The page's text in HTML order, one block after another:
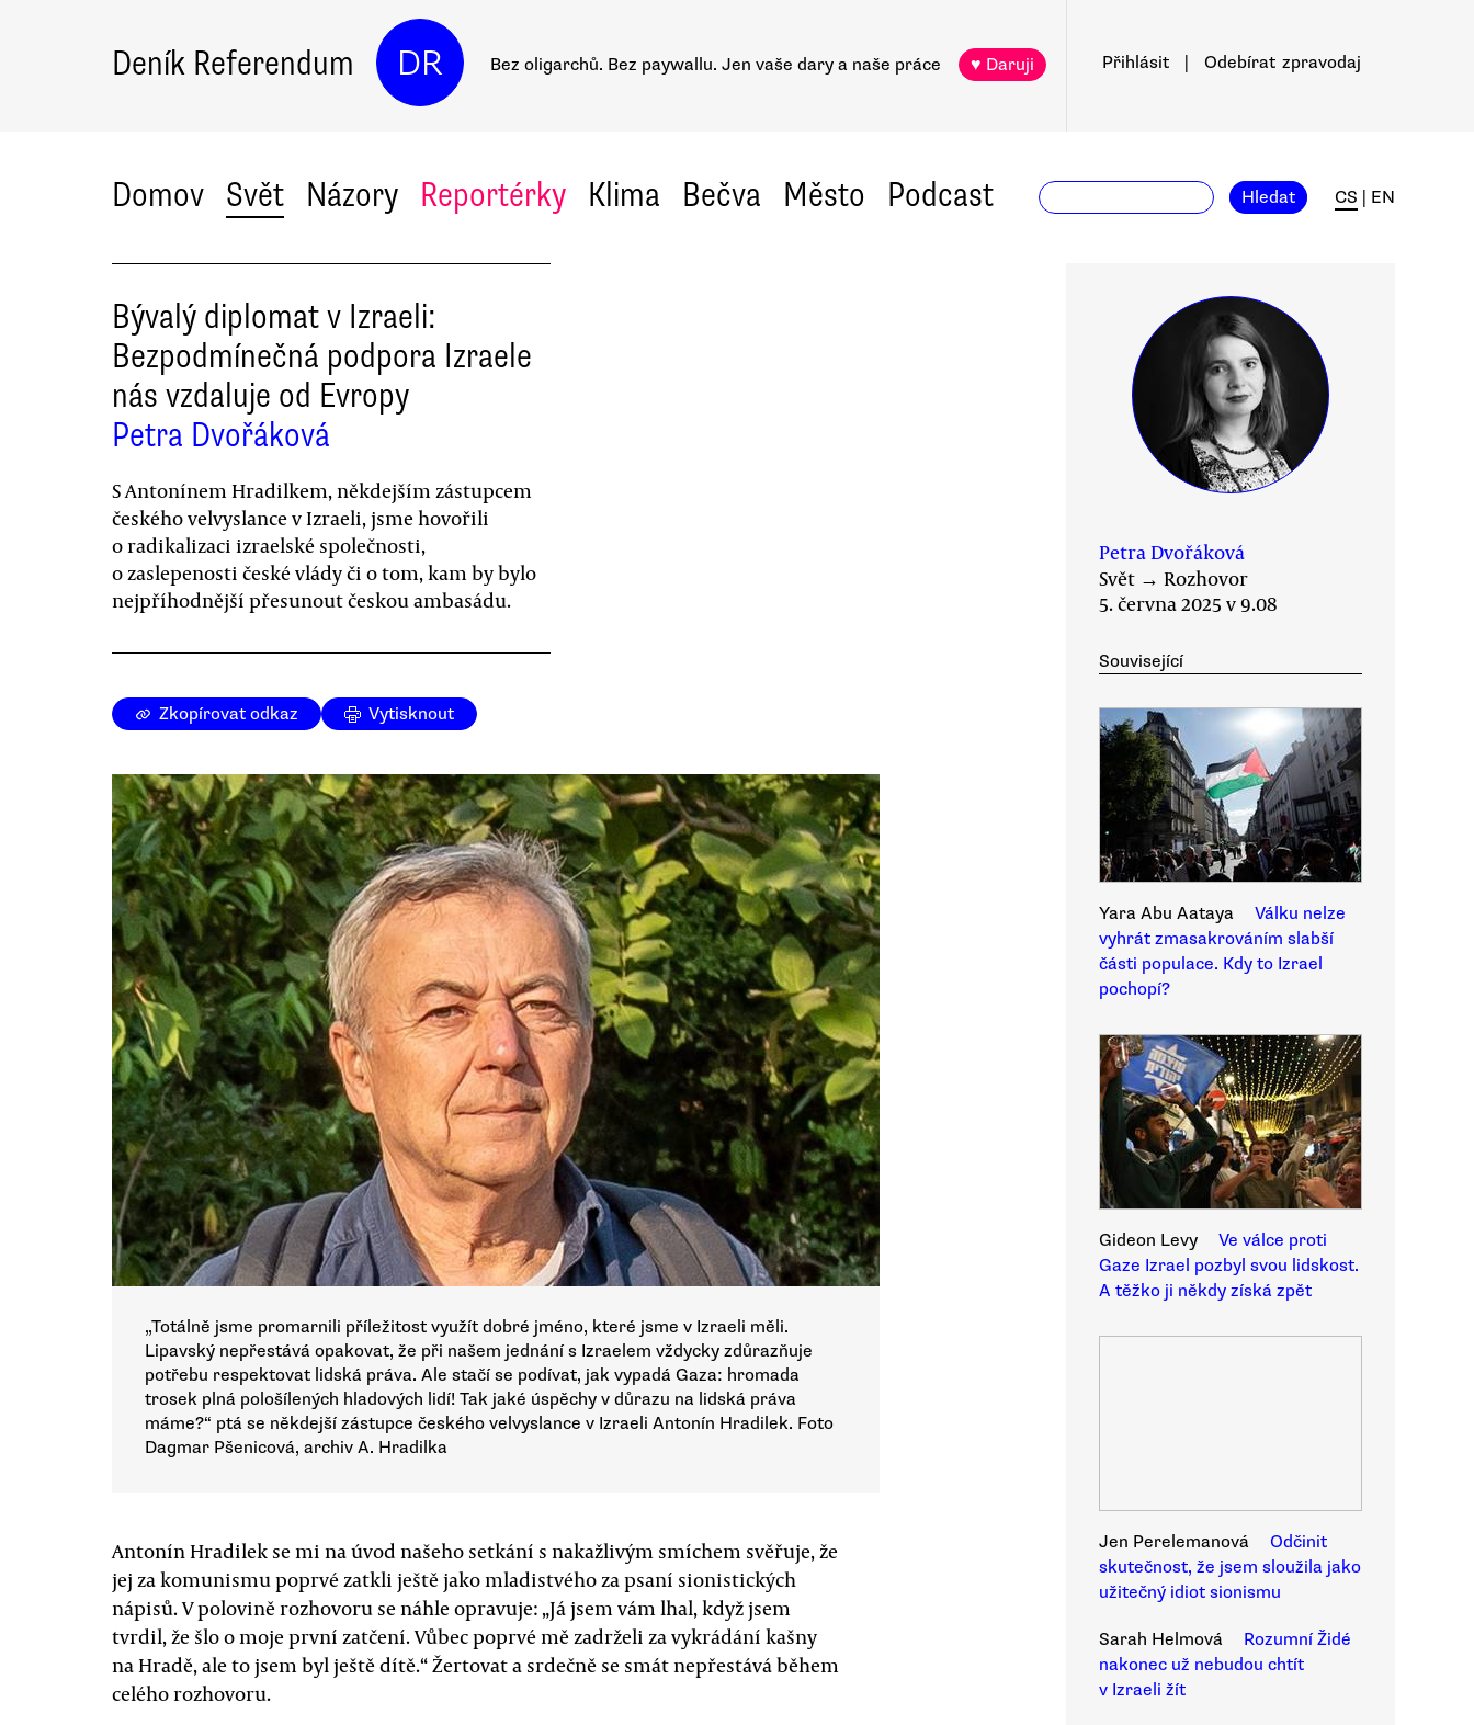
Deník Referendum DR Bez oligarchů. Bez paywallu. Jen vaše dary a naše práce ♥ Daruji Přihlásit Odebírat zpravodaj
Domov Svět Názory Reportérky Klima Bečva Město Podcast Hledat CS EN
Bývalý diplomat v Izraeli:
Bezpodmínečná podpora Izraele
nás vzdaluje od Evropy
Petra Dvořáková
S Antonínem Hradilkem, někdejším zástupcem
českého velvyslance v Izraeli, jsme hovořili
o radikalizaci izraelské společnosti,
o zaslepenosti české vlády či o tom, kam by bylo
nejpříhodnější přesunout českou ambasádu.
Zkopírovat odkaz Vytisknout
„Totálně jsme promarnili příležitost využít dobré jméno, které jsme v Izraeli měli.
Lipavský nepřestává opakovat, že při našem jednání s Izraelem vždycky zdůrazňuje
potřebu respektovat lidská práva. Ale stačí se podívat, jak vypadá Gaza: hromada
trosek plná pološílených hladových lidí! Tak jaké úspěchy v důrazu na lidská práva
máme?“ ptá se někdejší zástupce českého velvyslance v Izraeli Antonín Hradilek. Foto
Dagmar Pšenicová, archiv A. Hradilka
Antonín Hradilek se mi na úvod našeho setkání s nakažlivým smíchem svěřuje, že
jej za komunismu poprvé zatkli ještě jako mladistvého za psaní sionistických
nápisů. V polovině rozhovoru se náhle opravuje: „Já jsem vám lhal, když jsem
tvrdil, že šlo o moje první zatčení. Vůbec poprvé mě zadrželi za vykrádání kašny
na Hradě, ale to jsem byl ještě dítě.“ Žertovat a srdečně se smát nepřestává během
celého rozhovoru.
Petra Dvořáková
Svět → Rozhovor
5. června 2025 v 9.08
Související
Yara Abu Aataya
Válku nelze
vyhrát zmasakrováním slabší
části populace. Kdy to Izrael
pochopí?
Gideon Levy
Ve válce proti
Gaze Izrael pozbyl svou lidskost.
A těžko ji někdy získá zpět
Jen Perelemanová
Odčinit
skutečnost, že jsem sloužila jako
užitečný idiot sionismu
Sarah Helmová
Rozumní Židé
nakonec už nebudou chtít
v Izraeli žít